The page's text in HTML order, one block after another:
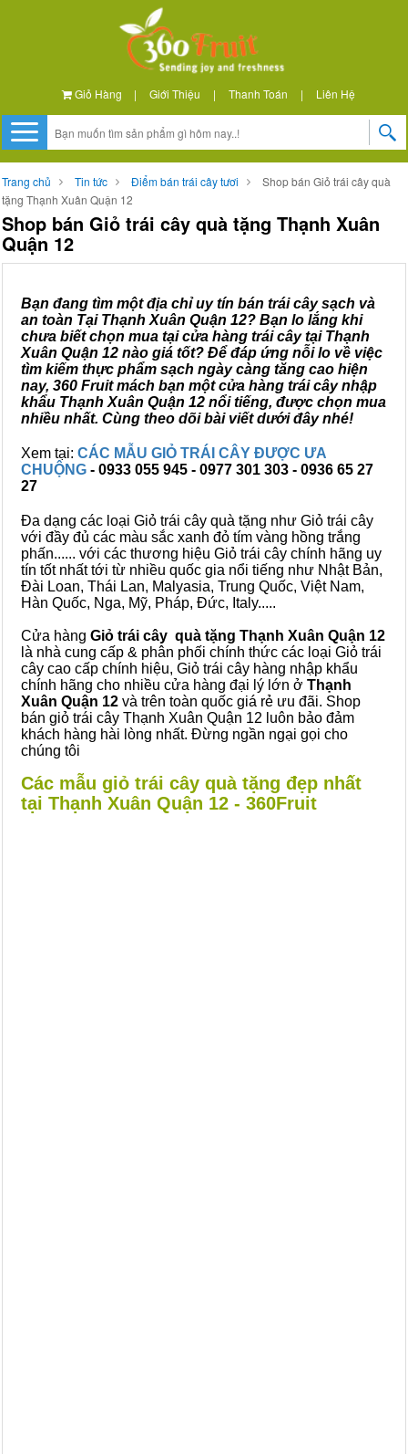
Giỏ Hàng | Giới Thiệu | Thanh Toán | Liên Hệ
Trang chủ Tin tức Điểm bán trái cây tươi
Shop bán Giỏ trái cây quà
tặng Thạnh Xuân Quận 12
Shop bán Giỏ trái cây quà tặng Thạnh Xuân
Quận 12
Bạn đang tìm một địa chỉ uy tín bán trái cây sạch và
an toàn Tại Thạnh Xuân Quận 12? Bạn lo lắng khi
chưa biết chọn mua tại cửa hàng trái cây tại Thạnh
Xuân Quận 12 nào giá tốt? Để đáp ứng nỗi lo về việc
tìm kiếm thực phẩm sạch ngày càng tăng cao hiện
nay, 360 Fruit mách bạn một cửa hàng trái cây nhập
khẩu Thạnh Xuân Quận 12 nổi tiếng, được chọn mua
nhiều nhất. Cùng theo dõi bài viết dưới đây nhé!
Xem tại: CÁC MẪU GIỎ TRÁI CÂY ĐƯỢC ƯA
CHUỘNG - 0933 055 945 - 0977 301 303 - 0936 65 27
27
Đa dạng các loại Giỏ trái cây quà tặng như Giỏ trái cây
với đầy đủ các màu sắc xanh đỏ tím vàng hồng trắng
phấn...... với các thương hiệu Giỏ trái cây chính hãng uy
tín tốt nhất tới từ nhiều quốc gia nổi tiếng như Nhật Bản,
Đài Loan, Thái Lan, Malyasia, Trung Quốc, Việt Nam,
Hàn Quốc, Nga, Mỹ, Pháp, Đức, Italy.....
Cửa hàng Giỏ trái cây quà tặng Thạnh Xuân Quận 12
là nhà cung cấp & phân phối chính thức các loại Giỏ trái
cây cao cấp chính hiệu, Giỏ trái cây hàng nhập khẩu
chính hãng cho nhiều cửa hàng đại lý lớn ở Thạnh
Xuân Quận 12 và trên toàn quốc giá rẻ ưu đãi. Shop
bán giỏ trái cây Thạnh Xuân Quận 12 luôn bảo đảm
khách hàng hài lòng nhất. Đừng ngần ngại gọi cho
chúng tôi
Các mẫu giỏ trái cây quà tặng đẹp nhất
tại Thạnh Xuân Quận 12 - 360Fruit